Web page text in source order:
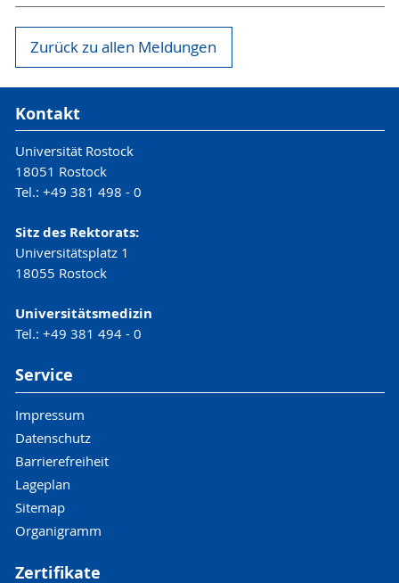
Zurück zu allen Meldungen
Kontakt
Universität Rostock
18051 Rostock
Tel.: +49 381 498 - 0
Sitz des Rektorats:
Universitätsplatz 1
18055 Rostock
Universitätsmedizin
Tel.: +49 381 494 - 0
Service
Impressum
Datenschutz
Barrierefreiheit
Lageplan
Sitemap
Organigramm
Zertifikate